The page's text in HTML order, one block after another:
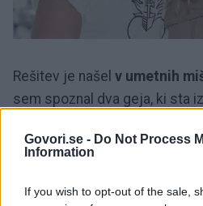
Govori.se - Do Not Process
Information
If you wish to opt-out of the sale,
Rešitev je našel v umetnih
sem spoznal dva geja, ki sta
umetna meča, umetna
Razkril je, da je te vložke